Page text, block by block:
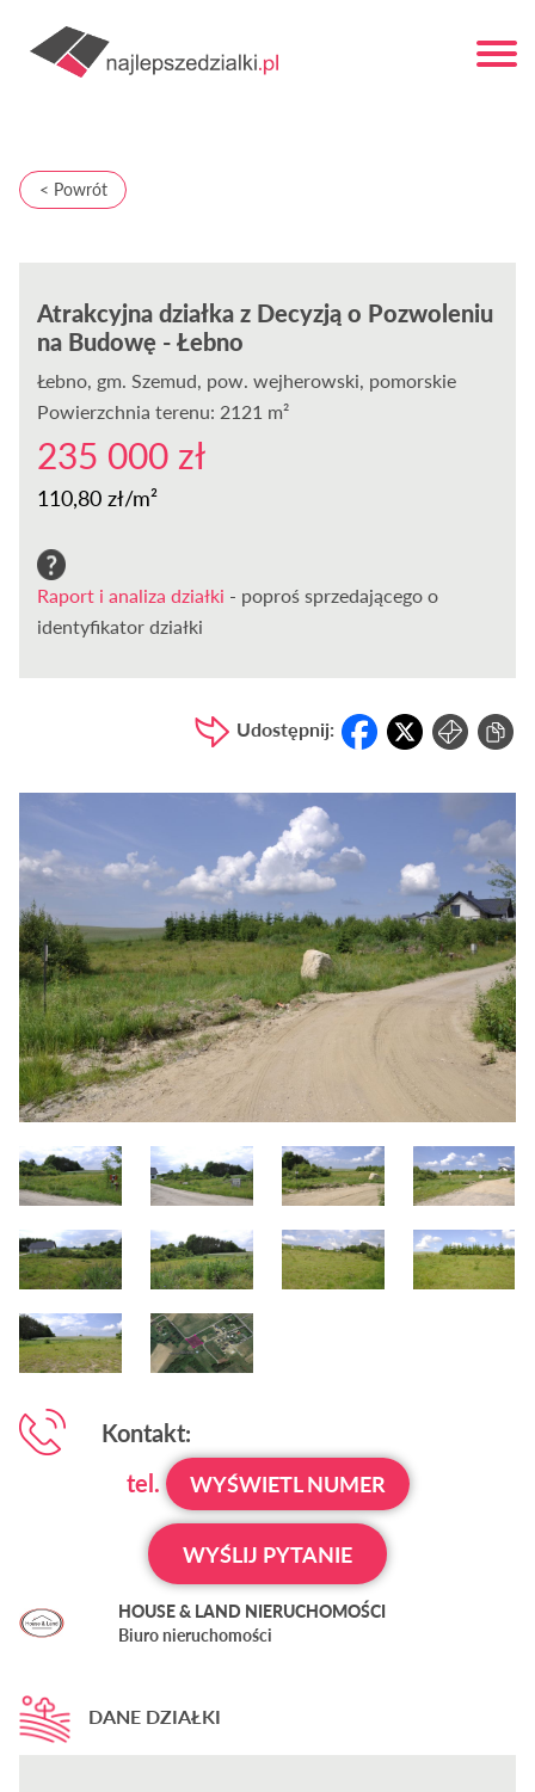
< Powrót
Atrakcyjna działka z Decyzją o Pozwoleniu
na Budowę - Łebno
Łebno, gm. Szemud, pow. wejherowski, pomorskie
Powierzchnia terenu: 2121 m²
235 000 zł
110,80 zł/m²
Raport i analiza działki - poproś sprzedającego o
identyfikator działki
Udostępnij:
Kontakt:
tel.
WYŚWIETL NUMER
WYŚLIJ PYTANIE
HOUSE & LAND NIERUCHOMOŚCI
Biuro nieruchomości
DANE DZIAŁKI